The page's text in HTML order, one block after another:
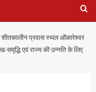
शीतकालीन प्रवास स्थल ओंकारेश्वर
एवं राज्य की उन्नति के लिए